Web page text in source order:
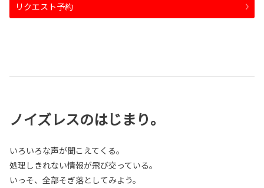
リクエスト予約
ノイズレスのはじまり。
いろいろな声が聞こえてくる。
処理しきれない情報が飛び交っている。
いっそ、全部そぎ落としてみよう。